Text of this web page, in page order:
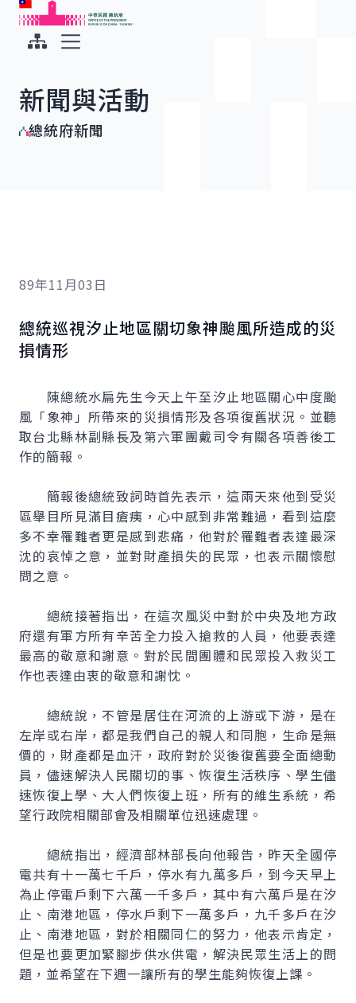
跳到主要內容
中華民國總統府
新聞與活動
總統府新聞
89年11月03日
總統巡視汐止地區關切象神颱風所造成的災
損情形
陳總統水扁先生今天上午至汐止地區關心中度颱
風「象神」所帶來的災損情形及各項復舊狀況。並聽
取台北縣林副縣長及第六軍團戴司令有關各項善後工
作的簡報。
簡報後總統致詞時首先表示，這兩天來他到受災
區舉目所見滿目瘡痍，心中感到非常難過，看到這麼
多不幸罹難者更是感到悲痛，他對於罹難者表達最深
沈的哀悼之意，並對財產損失的民眾，也表示關懷慰
問之意。
總統接著指出，在這次風災中對於中央及地方政
府還有軍方所有辛苦全力投入搶救的人員，他要表達
最高的敬意和謝意。對於民間團體和民眾投入救災工
作也表達由衷的敬意和謝忱。
總統說，不管是居住在河流的上游或下游，是在
左岸或右岸，都是我們自己的親人和同胞，生命是無
價的，財產都是血汗，政府對於災後復舊要全面總動
員，儘速解決人民關切的事、恢復生活秩序、學生儘
速恢復上學、大人們恢復上班，所有的維生系統，希
望行政院相關部會及相關單位迅速處理。
總統指出，經濟部林部長向他報告，昨天全國停
電共有十一萬七千戶，停水有九萬多戶，到今天早上
為止停電戶剩下六萬一千多戶，其中有六萬戶是在汐
止、南港地區，停水戶剩下一萬多戶，九千多戶在汐
止、南港地區，對於相關同仁的努力，他表示肯定，
但是也要更加緊腳步供水供電，解決民眾生活上的問
題，並希望在下週一讓所有的學生能夠恢復上課。